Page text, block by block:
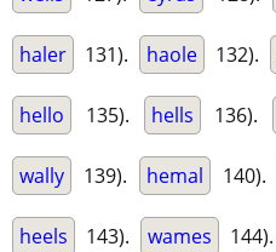
haler 131). haole 132).
hello 135). hells 136).
wally 139). hemal 140).
heels 143). wames 144).